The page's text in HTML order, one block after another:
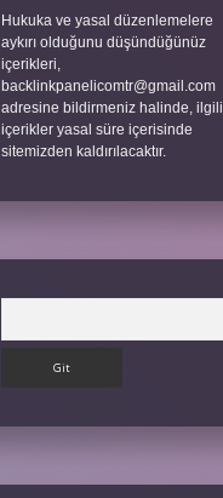
Hukuka ve yasal düzenlemelere
aykırı olduğunu düşündüğünüz
içerikleri,
backlinkpanelicomtr@gmail.com
adresine bildirmeniz halinde, ilgili
içerikler yasal süre içerisinde
sitemizden kaldırılacaktır.